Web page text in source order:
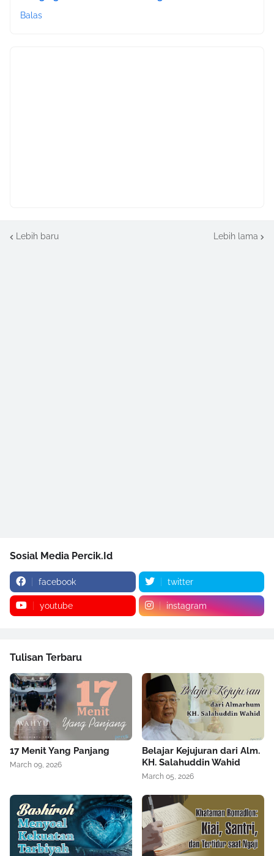
Balas
Lebih baru Lebih lama
Sosial Media Percik.Id
facebook twitter
youtube instagram
Tulisan Terbaru
17 Menit Yang Panjang
March 09, 2026
Belajar Kejujuran dari Alm.
KH. Salahuddin Wahid
March 05, 2026